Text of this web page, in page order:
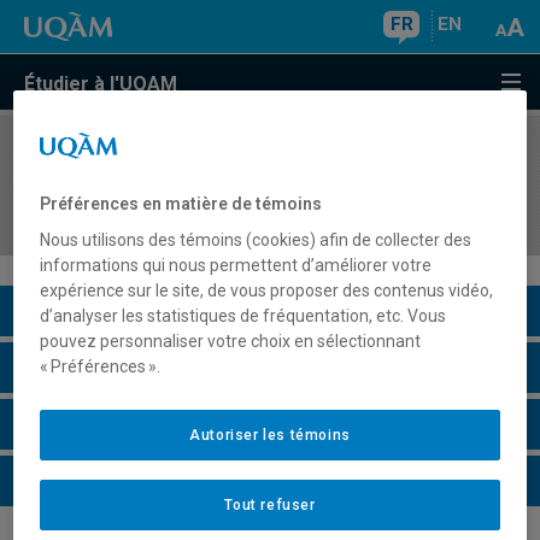
FR EN
Étudier à l'UQAM
COURS//
sociale
Description du cours
Horaire - Été 2026
Horaire - Automne 2026
Horaire - Hiver 2027
Préférences en matière de témoins
Nous utilisons des témoins (cookies) afin de collecter des
informations qui nous permettent d’améliorer votre
expérience sur le site, de vous proposer des contenus vidéo,
d’analyser les statistiques de fréquentation, etc. Vous
pouvez personnaliser votre choix en sélectionnant
« Préférences ».
Tout refuser
Autoriser les témoins